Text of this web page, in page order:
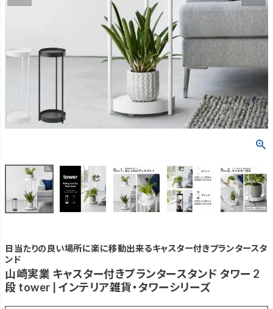
日当たりの良い場所に楽に移動出来るキャスター付きプランタースタ
ンド
山崎実業 キャスター付きプランタースタンド タワー 2
段 tower | インテリア雑貨・タワーシリーズ